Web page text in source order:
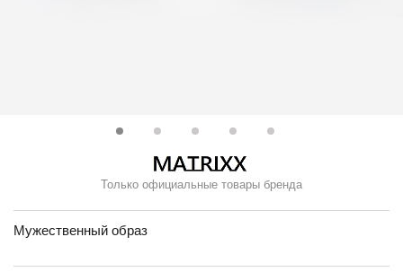
Только официальные товары бренда
Мужественный образ